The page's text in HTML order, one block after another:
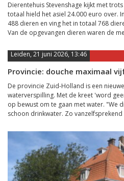
Dierentehuis Stevenshage kijkt met
totaal hield het asiel 24.000 euro over.
488 dieren en ving het in totaal 768
Van de opgevangen dieren waren de
Leiden, 21 juni 2026, 13:46
Provincie: douche maximaal
De provincie Zuid-Holland is een
waterverspilling. Met de kreet 'word
op bewust om te gaan met water. "We
schoon drinkwater. Zo